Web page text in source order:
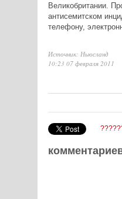
Великобритании.
антисемитском
телефону,
Источник: Ньюсланд
10:23 07 февраля 2011